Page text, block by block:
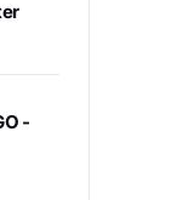
-